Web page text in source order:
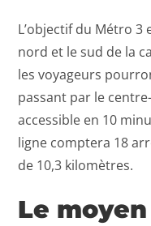
L’objectif du Métro
nord et le sud de la
les voyageurs
passant par le
accessible en 10
ligne comptera 18
de 10,3 kilomètres.
Le